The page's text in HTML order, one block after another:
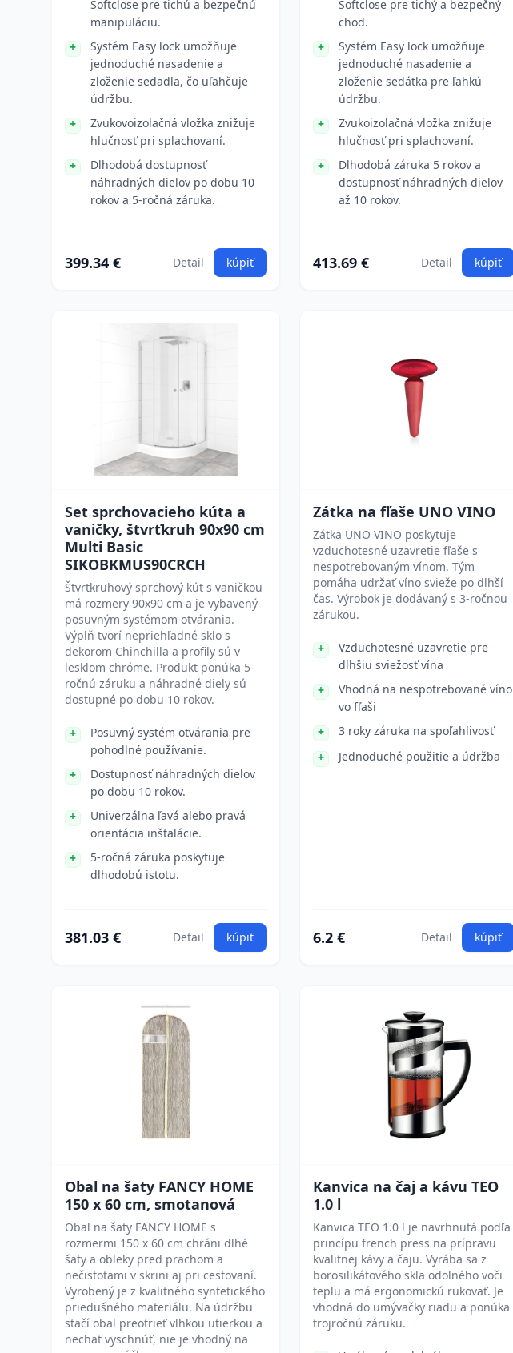
Softclose pre tichú a bezpečnú
manipuláciu.
Systém Easy lock umožňuje
jednoduché nasadenie a
zloženie sedadla, čo uľahčuje
údržbu.
Zvukovoizolačná vložka znižuje
hlučnosť pri splachovaní.
Dlhodobá dostupnosť
náhradných dielov po dobu 10
rokov a 5-ročná záruka.
399.34 € Detail kúpiť
Softclose pre tichý a bezpečný
chod.
Systém Easy lock umožňuje
jednoduché nasadenie a
zloženie sedátka pre ľahkú
údržbu.
Zvukoizolačná vložka znižuje
hlučnosť pri splachovaní.
Dlhodobá záruka 5 rokov a
dostupnosť náhradných dielov
až 10 rokov.
413.69 € Detail kúpiť
Set sprchovacieho kúta a
vaničky, štvrťkruh 90x90 cm
Multi Basic
SIKOBKMUS90CRCH
Štvrťkruhový sprchový kút s vaničkou
má rozmery 90x90 cm a je vybavený
posuvným systémom otvárania.
Výplň tvorí nepriehľadné sklo s
dekorom Chinchilla a profily sú v
lesklom chróme. Produkt ponúka 5-
ročnú záruku a náhradné diely sú
dostupné po dobu 10 rokov.
Posuvný systém otvárania pre
pohodlné používanie.
Dostupnosť náhradných dielov
po dobu 10 rokov.
Univerzálna ľavá alebo pravá
orientácia inštalácie.
5-ročná záruka poskytuje
dlhodobú istotu.
381.03 € Detail kúpiť
Zátka na fľaše UNO VINO
Zátka UNO VINO poskytuje
vzduchotesné uzavretie fľaše s
nespotrebovaným vínom. Tým
pomáha udržať víno svieže po dlhší
čas. Výrobok je dodávaný s 3-ročnou
zárukou.
Vzduchotesné uzavretie pre
dlhšiu sviežosť vína
Vhodná na nespotrebované víno
vo fľaši
3 roky záruka na spoľahlivosť
Jednoduché použitie a údržba
6.2 € Detail kúpiť
Obal na šaty FANCY HOME
150 x 60 cm, smotanová
Obal na šaty FANCY HOME s
rozmermi 150 x 60 cm chráni dlhé
šaty a obleky pred prachom a
nečistotami v skrini aj pri cestovaní.
Vyrobený je z kvalitného syntetického
priedušného materiálu. Na údržbu
stačí obal preotrieť vlhkou utierkou a
nechať vyschnúť, nie je vhodný na
Kanvica na čaj a kávu TEO
1.0 l
Kanvica TEO 1.0 l je navrhnutá podľa
princípu french press na prípravu
kvalitnej kávy a čaju. Vyrába sa z
borosilikátového skla odolného voči
teplu a má ergonomickú rukoväť. Je
vhodná do umývačky riadu a ponúka
trojročnú záruku.